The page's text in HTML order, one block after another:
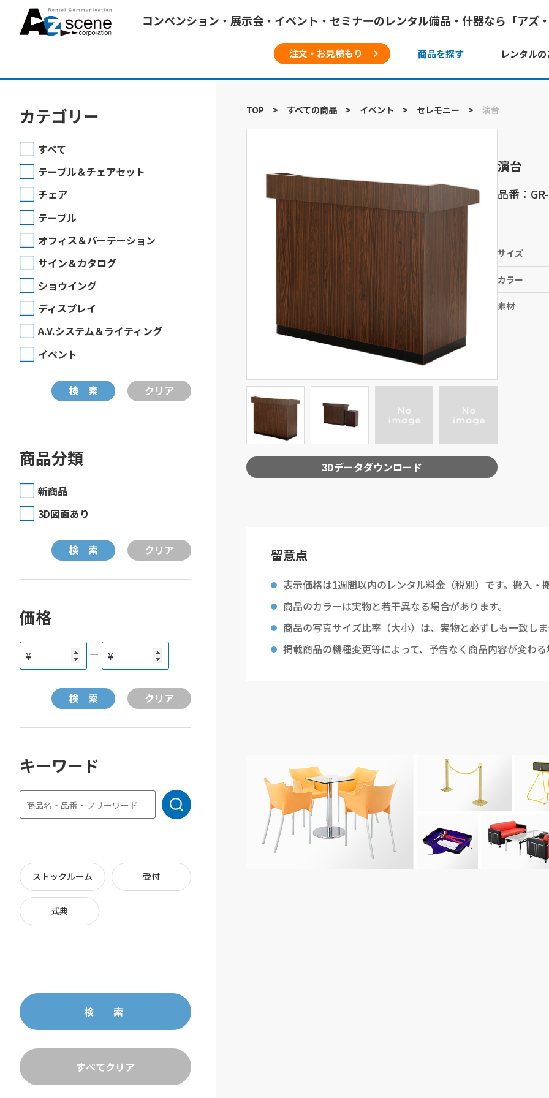
コンベンション・展示会・イベント・セミナーのレンタル備品・什器なら「アズ・
注文・お見積もり 商品を探す レンタル
カテゴリー
すべて
テーブル＆チェアセット
チェア
テーブル
オフィス＆パーテーション
サイン＆カタログ
ショウイング
ディスプレイ
A.V.システム＆ライティング
イベント
商品分類
新商品
3D図面あり
価格
¥ ー ¥
キーワード
ストックルーム 受付
式典
TOP > すべての商品 > イベント > セレモニー > 演台
3Dデータダウンロード
演台
品番：
サイズ
カラー
素材
留意点
表示価格は1週間以内のレンタル料金（税別）です。搬入・
商品のカラーは実物と若干異なる場合があります。
商品の写真サイズ比率（大小）は、実物と必ずしも一致しま
掲載商品の機種変更等によって、予告なく商品内容が変わる